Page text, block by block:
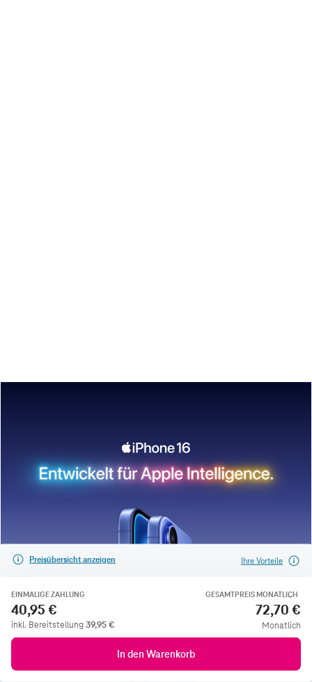
Preisübersicht anzeigen Ihre Vorteile
EINMALIGE ZAHLUNG
40,95 €
inkl. Bereitstellung39,95€
GESAMTPREIS MONATLICH
72,70 €
Monatlich
In den Warenkorb